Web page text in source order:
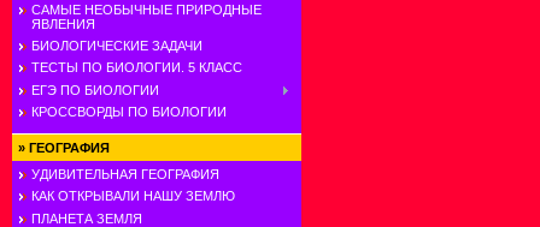
САМЫЕ НЕОБЫЧНЫЕ ПРИРОДНЫЕ
ЯВЛЕНИЯ
БИОЛОГИЧЕСКИЕ ЗАДАЧИ
ТЕСТЫ ПО БИОЛОГИИ. 5 КЛАСС
ЕГЭ ПО БИОЛОГИИ
КРОССВОРДЫ ПО БИОЛОГИИ
» ГЕОГРАФИЯ
УДИВИТЕЛЬНАЯ ГЕОГРАФИЯ
КАК ОТКРЫВАЛИ НАШУ ЗЕМЛЮ
ПЛАНЕТА ЗЕМЛЯ